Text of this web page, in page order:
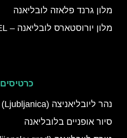
מלון גרנד פלאזה לובליאנה
מלון יורוסטארס לובליאנה – Eurostars uHOTEL
כרטיסים
נהר ליובליאניצה (Ljubljanica) בלובליאנה
סיור אופניים בלובליאנה